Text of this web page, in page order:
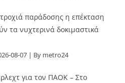
παράδοσης η επέκταση
τα νυχτερινά δοκιμαστικά
08-07 By metro24
για τον ΠΑΟΚ – Στο